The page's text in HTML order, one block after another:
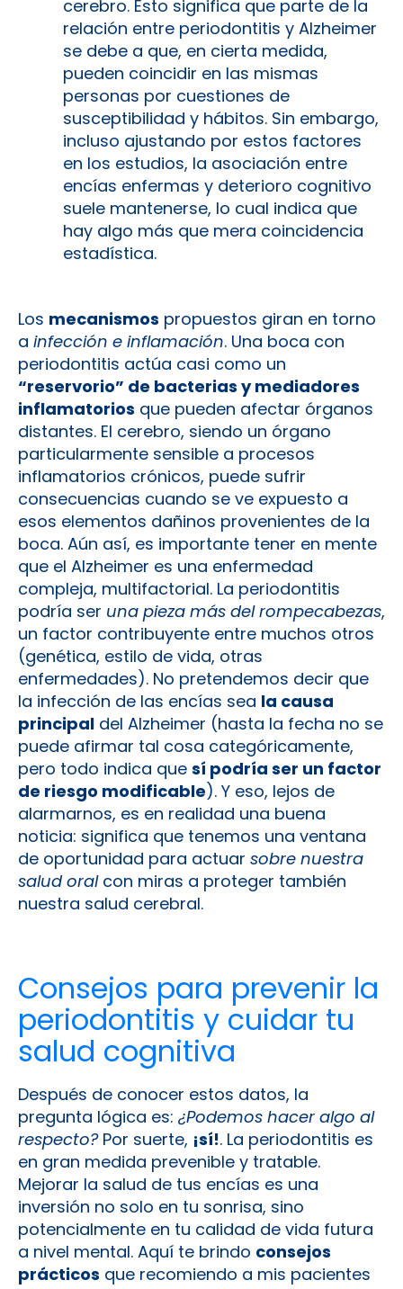
cerebro. Esto significa que parte de la
relación entre periodontitis y Alzheimer
se debe a que, en cierta medida,
pueden coincidir en las mismas
personas por cuestiones de
susceptibilidad y hábitos. Sin embargo,
incluso ajustando por estos factores
en los estudios, la asociación entre
encías enfermas y deterioro cognitivo
suele mantenerse​, lo cual indica que
hay algo más que mera coincidencia
estadística.
Los mecanismos propuestos giran en torno
a infección e inflamación. Una boca con
periodontitis actúa casi como un
“reservorio” de bacterias y mediadores
inflamatorios que pueden afectar órganos
distantes. El cerebro, siendo un órgano
particularmente sensible a procesos
inflamatorios crónicos, puede sufrir
consecuencias cuando se ve expuesto a
esos elementos dañinos provenientes de la
boca. Aún así, es importante tener en mente
que el Alzheimer es una enfermedad
compleja, multifactorial. La periodontitis
podría ser una pieza más del rompecabezas,
un factor contribuyente entre muchos otros
(genética, estilo de vida, otras
enfermedades). No pretendemos decir que
la infección de las encías sea la causa
principal del Alzheimer (hasta la fecha no se
puede afirmar tal cosa categóricamente​,
pero todo indica que sí podría ser un factor
de riesgo modificable). Y eso, lejos de
alarmarnos, es en realidad una buena
noticia: significa que tenemos una ventana
de oportunidad para actuar sobre nuestra
salud oralcon miras a proteger también
nuestra salud cerebral.
Consejos para prevenir la
periodontitis y cuidar tu
salud cognitiva
Después de conocer estos datos, la
pregunta lógica es: ¿Podemos hacer algo al
respecto?Por suerte, ¡sí!. La periodontitis es
en gran medida prevenible y tratable.
Mejorar la salud de tus encías es una
inversión no solo en tu sonrisa, sino
potencialmente en tu calidad de vida futura
a nivel mental. Aquí te brindo consejos
prácticos que recomiendo a mis pacientes